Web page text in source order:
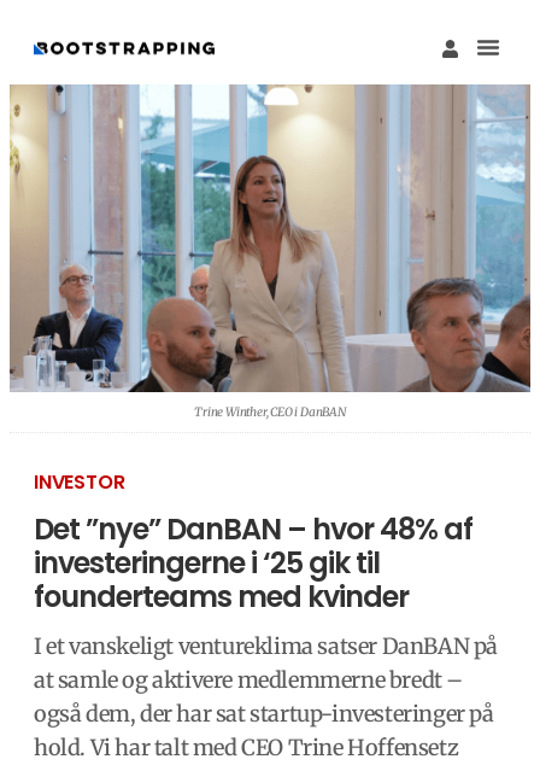
Trine Winther, CEO i DanBAN
INVESTOR
Det ”nye” DanBAN – hvor 48% af
investeringerne i ‘25 gik til
founderteams med kvinder
I et vanskeligt ventureklima satser DanBAN på
at samle og aktivere medlemmerne bredt –
også dem, der har sat startup-investeringer på
hold. Vi har talt med CEO Trine Hoffensetz